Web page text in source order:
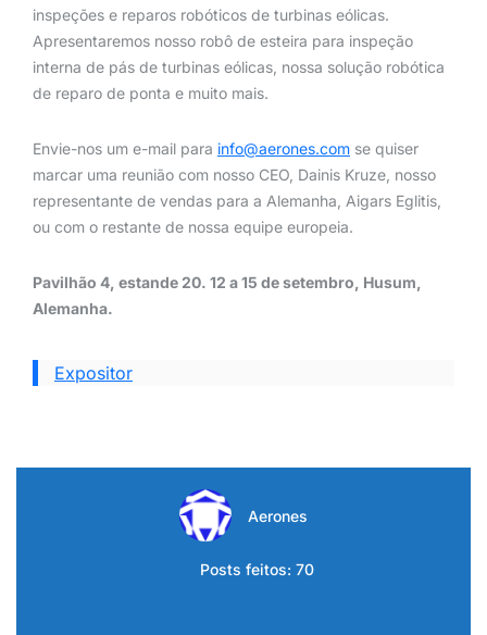
inspeções e reparos robóticos de turbinas eólicas.
Apresentaremos nosso robô de esteira para inspeção
interna de pás de turbinas eólicas, nossa solução robótica
de reparo de ponta e muito mais.
Envie-nos um e-mail para info@aerones.com se quiser
marcar uma reunião com nosso CEO, Dainis Kruze, nosso
representante de vendas para a Alemanha, Aigars Eglitis,
ou com o restante de nossa equipe europeia.
Pavilhão 4, estande 20. 12 a 15 de setembro, Husum,
Alemanha.
Expositor
Aerones
Posts feitos: 70